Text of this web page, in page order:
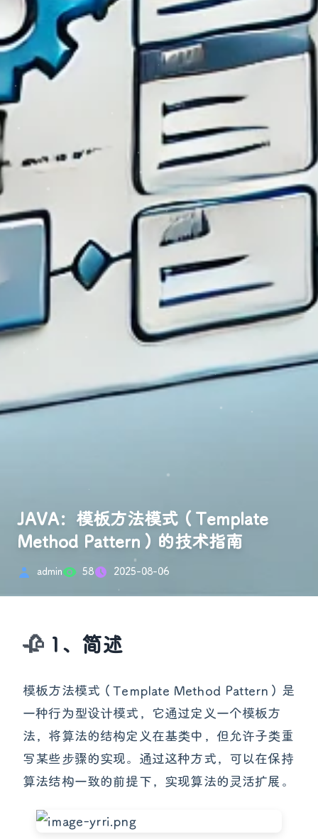
JAVA：模板方法模式（Template
Method Pattern）的技术指南
admin 58 2025-08-06
1、简述
模板方法模式（Template Method Pattern）是
一种行为型设计模式，它通过定义一个模板方
法，将算法的结构定义在基类中，但允许子类重
写某些步骤的实现。通过这种方式，可以在保持
算法结构一致的前提下，实现算法的灵活扩展。